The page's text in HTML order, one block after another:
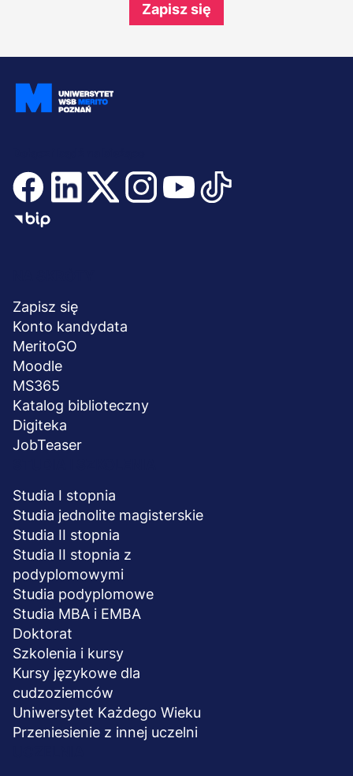
Zapisz się
stopka
Zapisz się
Konto kandydata
MeritoGO
Moodle
MS365
Katalog biblioteczny
Digiteka
JobTeaser
Studia I stopnia
Studia jednolite magisterskie
Studia II stopnia
Studia II stopnia z
podyplomowymi
Studia podyplomowe
Studia MBA i EMBA
Doktorat
Szkolenia i kursy
Kursy językowe dla
cudzoziemców
Uniwersytet Każdego Wieku
Przeniesienie z innej uczelni